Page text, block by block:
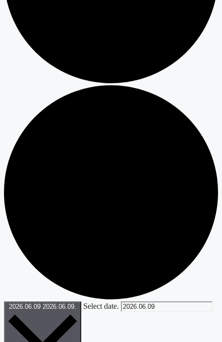
2026.06.09 2026.06.09. Select date.